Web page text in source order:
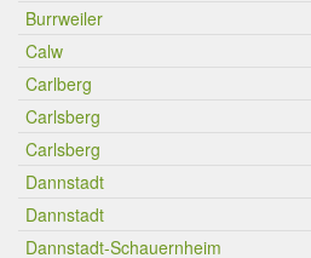
Burrweiler
Calw
Carlberg
Carlsberg
Carlsberg
Dannstadt
Dannstadt
Dannstadt-Schauernheim